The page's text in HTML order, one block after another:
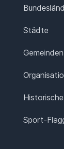
Städte
Sport-